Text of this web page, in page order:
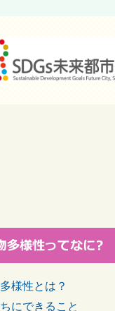
様性とは？
にできること